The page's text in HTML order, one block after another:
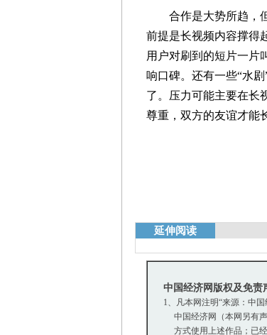
合作是大势所趋，但
前提是长视频内容撑得
用户对刷到的短片一片
响口碑。还有一些“水
了。压力可能主要在长
尊重，双方的友谊才能
延伸阅读
中国经济网版权及免责
1、凡本网注明“来源：中
中国经济网（本网另有声
方式使用上述作品；已